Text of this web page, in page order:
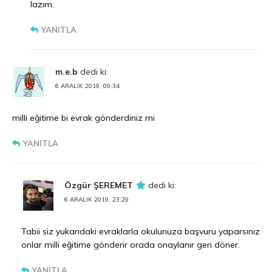
lazım.
YANITLA
m.e.b dedi ki:
6 ARALIK 2019, 09:34
milli eğitime bi evrak gönderdiniz mi
YANITLA
Özgür ŞEREMET dedi ki:
6 ARALIK 2019, 23:29
Tabii siz yukarıdaki evraklarla okulunuza başvuru yaparsınız
onlar milli eğitime gönderir orada onaylanır geri döner.